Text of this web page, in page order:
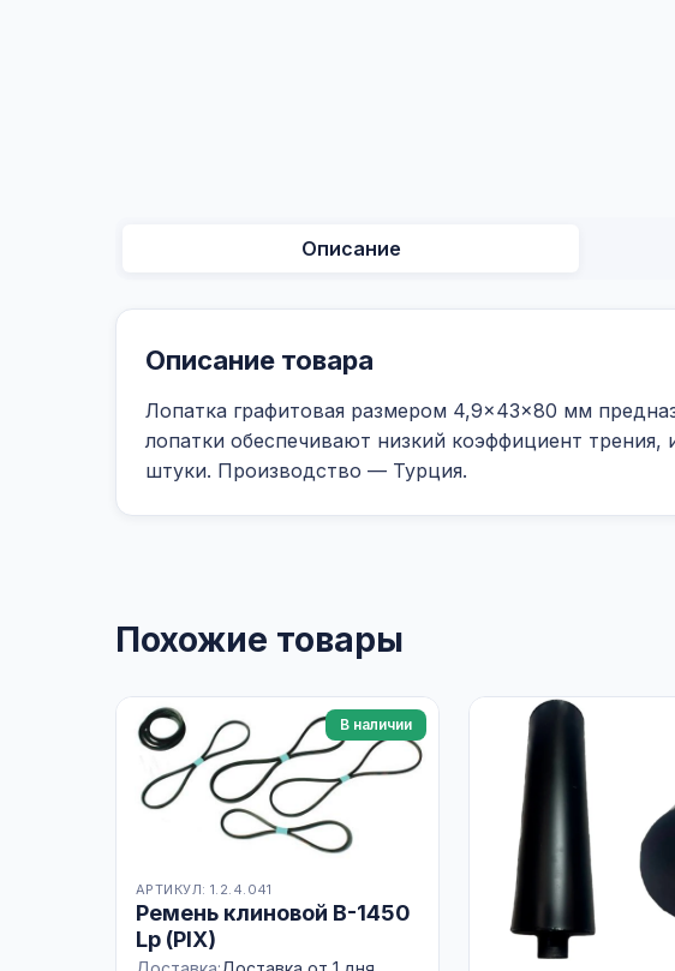
Описание
Описание товара
Лопатка графитовая размером 4,9×43×80 мм
лопатки обеспечивают низкий коэффициент трения,
штуки. Производство — Турция.
Похожие товары
В наличии
АРТИКУЛ: 1.2.4.041
Ремень клиновой В-1450
Lp (PIX)